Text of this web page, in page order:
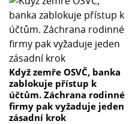
Když zemře OSVČ, banka
zablokuje přístup k
účtům. Záchrana rodinné
firmy pak vyžaduje jeden
zásadní krok